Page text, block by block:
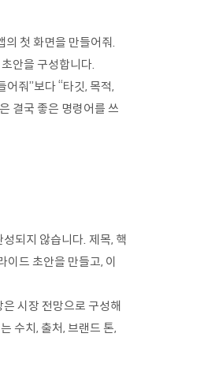
의 첫 화면을 만들어줘.
안을 구성합니다.
줘”보다 “타깃, 목적,
결국 좋은 명령어를 쓰
되지 않습니다. 제목, 핵
이드 초안을 만들고, 이
시장 전망으로 구성해
수치, 출처, 브랜드 톤,